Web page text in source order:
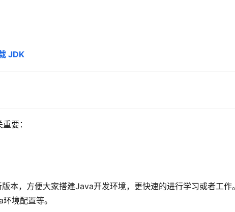
JDK
要：
本，方便大家搭建Java开发环境，更快速的进行学习或者工作
境配置等。